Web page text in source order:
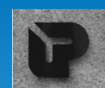
Universidade
Popular do
Porto
Associação
Cultural